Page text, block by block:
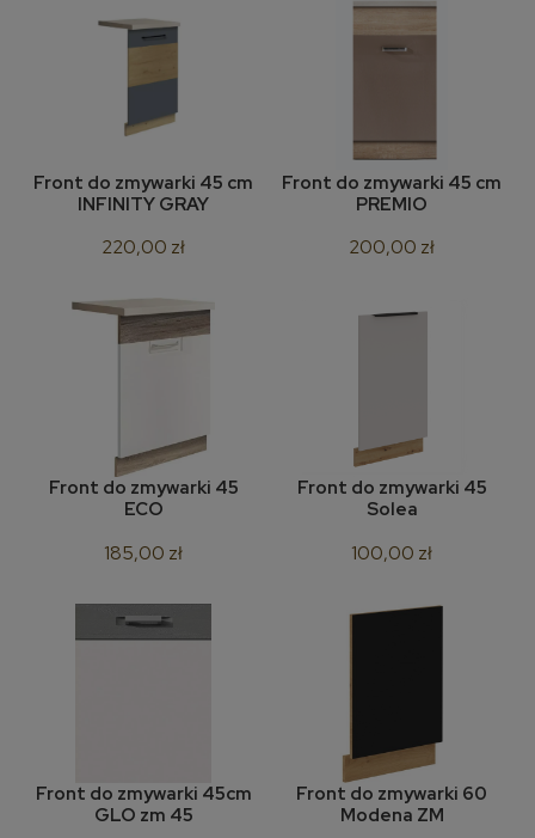
Front do zmywarki 45 cm
INFINITY GRAY
220,00 zł
Front do zmywarki 45 cm
PREMIO
200,00 zł
Front do zmywarki 45
ECO
185,00 zł
Front do zmywarki 45
Solea
100,00 zł
Front do zmywarki 45cm
GLO zm 45
Front do zmywarki 60
Modena ZM